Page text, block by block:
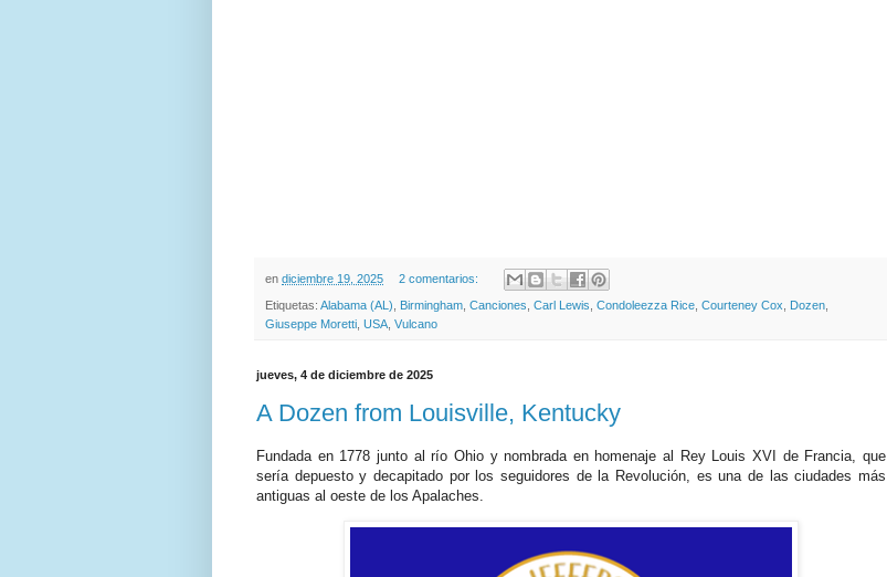
en diciembre 19, 2025 2 comentarios:
Etiquetas: Alabama (AL) Birmingham Canciones Carl Lewis Condoleezza Rice Courteney Cox Dozen
Giuseppe Moretti USA Vulcano
jueves, 4 de diciembre de 2025
A Dozen from Louisville, Kentucky
Fundada en 1778 junto al río Ohio y nombrada en homenaje al Rey Louis XVI de Francia, que
sería depuesto y decapitado por los seguidores de la Revolución, es una de las ciudades más
antiguas al oeste de los Apalaches.